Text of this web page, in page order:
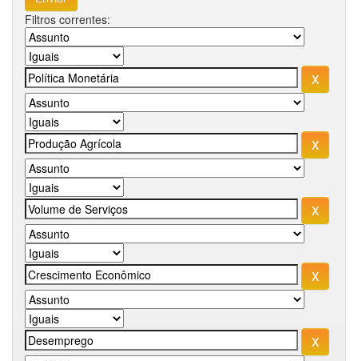
Filtros correntes: